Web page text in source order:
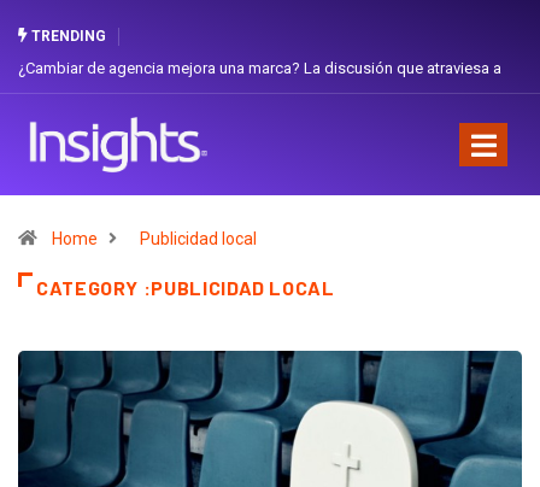
TRENDING
Gabriela Herrera y el arte de cambiarse el sombrero en Corporación
Home Publicidad local
CATEGORY :PUBLICIDAD LOCAL